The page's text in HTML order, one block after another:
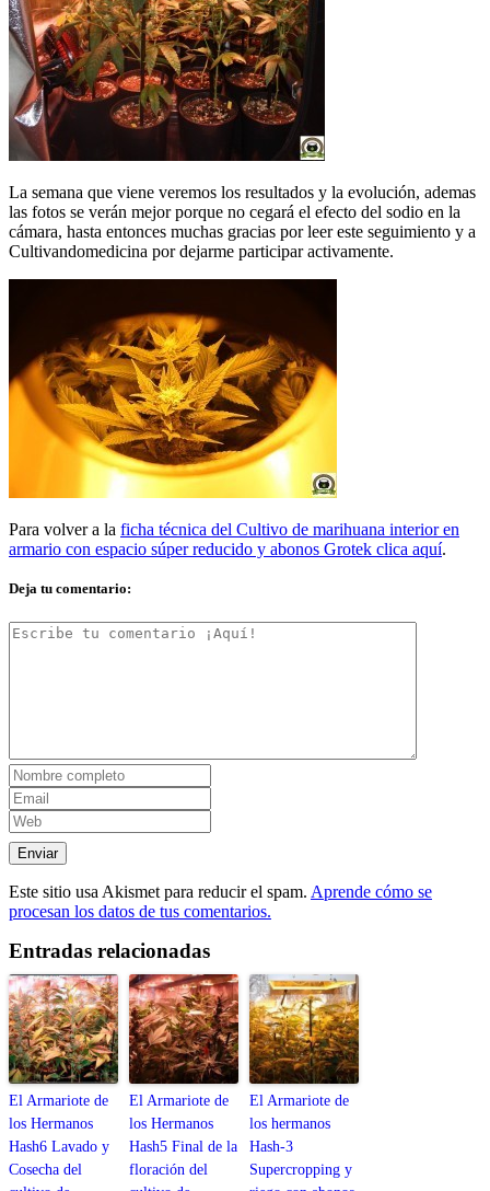
La semana que viene veremos los resultados y la evolución, ademas
las fotos se verán mejor porque no cegará el efecto del sodio en la
cámara, hasta entonces muchas gracias por leer este seguimiento y a
Cultivandomedicina por dejarme participar activamente.
Para volver a la ficha técnica del Cultivo de marihuana interior en
armario con espacio súper reducido y abonos Grotek clica aquí.
Deja tu comentario:
Este sitio usa Akismet para reducir el spam. Aprende cómo se
procesan los datos de tus comentarios.
Entradas relacionadas
El Armariote de
los Hermanos
Hash6 Lavado y
Cosecha del
El Armariote de
los Hermanos
Hash5 Final de la
floración del
El Armariote de
los hermanos
Hash-3
Supercropping y